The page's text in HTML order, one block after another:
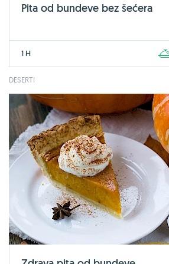
Pita od bundeve bez šećera
1 H
DESERTI